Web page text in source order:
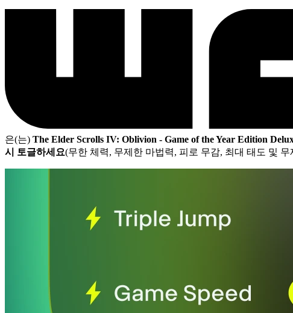
은(는) The Elder Scrolls IV: Oblivion - Game of the Year Edition
시 토글하세요(무한 체력, 무제한 마법력, 피로 무감, 최대 태도 및 무